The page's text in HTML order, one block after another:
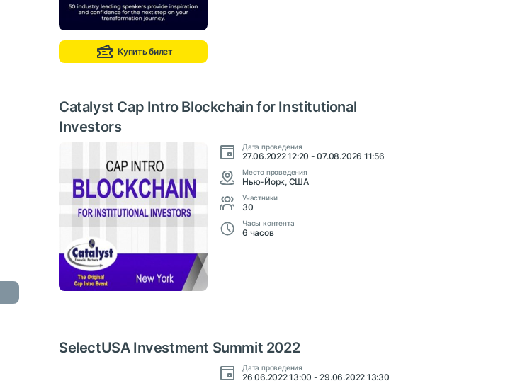
Купить билет
Catalyst Cap Intro Blockchain for Institutional
Investors
Дата проведения
27.06.2022 12:20 - 07.08.2026 11:56
Место проведения
Нью-Йорк, США
Участники
30
Часы контента
6 часов
SelectUSA Investment Summit 2022
Дата проведения
26.06.2022 13:00 - 29.06.2022 13:30